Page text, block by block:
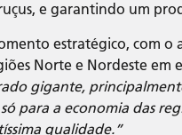
e garantindo um
estratégico, com
Norte e Nordeste
gigante,
para a economia das
qualidade.”